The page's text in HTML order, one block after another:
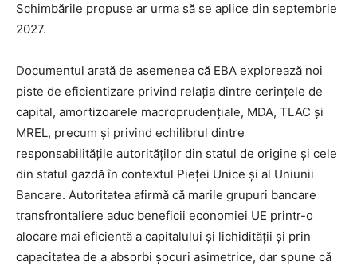
Schimbările propuse ar urma să se aplice din septembrie
2027.
Documentul arată de asemenea că EBA explorează noi
piste de eficientizare privind relația dintre cerințele de
capital, amortizoarele macroprudențiale, MDA, TLAC și
MREL, precum și privind echilibrul dintre
responsabilitățile autorităților din statul de origine și cele
din statul gazdă în contextul Pieței Unice și al Uniunii
Bancare. Autoritatea afirmă că marile grupuri bancare
transfrontaliere aduc beneficii economiei UE printr-o
alocare mai eficientă a capitalului și lichidității și prin
capacitatea de a absorbi șocuri asimetrice, dar spune că